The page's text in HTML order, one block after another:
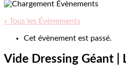
« Tous les Évènements
Cet évènement est passé.
Vide Dressing Géant |